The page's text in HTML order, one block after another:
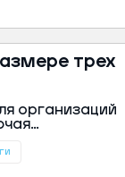
трех
организаций
Аксенов.